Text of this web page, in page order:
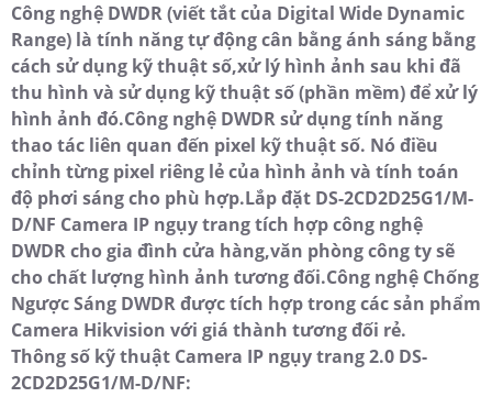
Công nghệ DWDR (viết tắt của Digital Wide Dynamic
Range) là tính năng tự động cân bằng ánh sáng bằng
cách sử dụng kỹ thuật số,xử lý hình ảnh sau khi đã
thu hình và sử dụng kỹ thuật số (phần mềm) để xử lý
hình ảnh đó.Công nghệ DWDR sử dụng tính năng
thao tác liên quan đến pixel kỹ thuật số. Nó điều
chỉnh từng pixel riêng lẻ của hình ảnh và tính toán
độ phơi sáng cho phù hợp.Lắp đặt DS-2CD2D25G1/M-
D/NF Camera IP ngụy trang tích hợp công nghệ
DWDR cho gia đình cửa hàng,văn phòng công ty sẽ
cho chất lượng hình ảnh tương đối.Công nghệ Chống
Ngược Sáng DWDR được tích hợp trong các sản phẩm
Camera Hikvision với giá thành tương đối rẻ.
Thông số kỹ thuật Camera IP ngụy trang 2.0 DS-
2CD2D25G1/M-D/NF: